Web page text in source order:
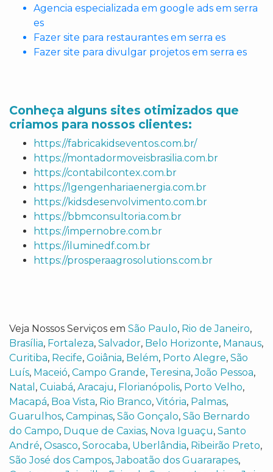
Agencia especializada em google ads em serra
es
Fazer site para restaurantes em serra es
Fazer site para divulgar projetos em serra es
Conheça alguns sites otimizados que
criamos para nossos clientes:
https://fabricakidseventos.com.br/
https://montadormoveisbrasilia.com.br
https://contabilcontex.com.br
https://lgengenhariaenergia.com.br
https://kidsdesenvolvimento.com.br
https://bbmconsultoria.com.br
https://impernobre.com.br
https://iluminedf.com.br
https://prosperaagrosolutions.com.br
Veja Nossos Serviços em São Paulo, Rio de Janeiro,
Brasília, Fortaleza, Salvador, Belo Horizonte, Manaus,
Curitiba, Recife, Goiânia, Belém, Porto Alegre, São
Luís, Maceió, Campo Grande, Teresina,João Pessoa,
Natal , Cuiabá, Aracaju, Florianópolis, Porto Velho,
Macapá, Boa Vista, Rio Branco, Vitória, Palmas,
Guarulhos, Campinas, São Gonçalo, São Bernardo
do Campo, Duque de Caxias, Nova Iguaçu, Santo
André, Osasco, Sorocaba, Uberlândia, Ribeirão Preto,
São José dos Campos,Jaboatão dos Guararapes,